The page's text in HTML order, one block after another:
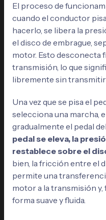
El proceso de
cuando el conductor
hacerlo, se libera la
el disco de embrague,
motor. Esto desconecta
transmisión, lo que
libremente sin transmitir
Una vez que se pisa el
selecciona una marcha,
gradualmente el pedal
pedal se eleva, la
restablece sobre el
bien, la fricción entre el
permite una
motor a la transmisión y,
forma suave y fluida.